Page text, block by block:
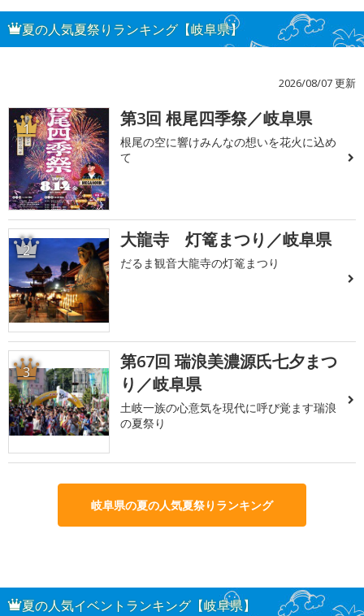
夏の人気夏祭りランキング【岐阜県】
2026/08/07 更新
1 第3回 根尾四季祭／岐阜県
根尾の空に響けみんなの想いを花火に込め
て
2 大龍寺 灯篭まつり／岐阜県
だるま観音大龍寺の灯篭まつり
3
第67回 瑞浪美濃源氏七夕まつ
り／岐阜県
土岐一族の心意気を現代に呼び覚ます瑞浪
の夏祭り
岐阜県の夏の人気夏祭りランキング
夏の人気イベントランキング【岐阜県】